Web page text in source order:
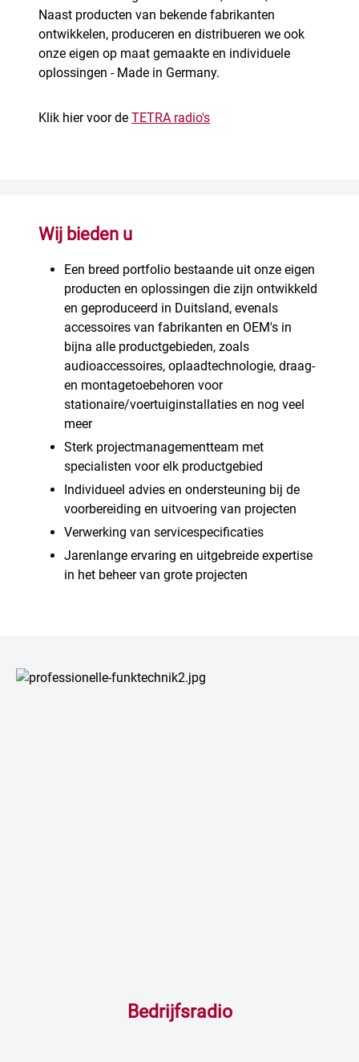
Naast producten van bekende fabrikanten
ontwikkelen, produceren en distribueren we ook
onze eigen op maat gemaakte en individuele
oplossingen - Made in Germany.
Klik hier voor de TETRA radio's
Wij bieden u
Een breed portfolio bestaande uit onze eigen
producten en oplossingen die zijn ontwikkeld
en geproduceerd in Duitsland, evenals
accessoires van fabrikanten en OEM's in
bijna alle productgebieden, zoals
audioaccessoires, oplaadtechnologie, draag-
en montagetoebehoren voor
stationaire/voertuiginstallaties en nog veel
meer
Sterk projectmanagementteam met
specialisten voor elk productgebied
Individueel advies en ondersteuning bij de
voorbereiding en uitvoering van projecten
Verwerking van servicespecificaties
Jarenlange ervaring en uitgebreide expertise
in het beheer van grote projecten
Bedrijfsradio